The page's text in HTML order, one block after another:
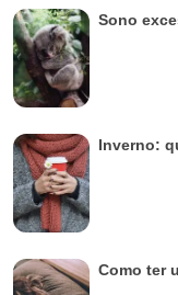
Sono
Inverno:
Como ter